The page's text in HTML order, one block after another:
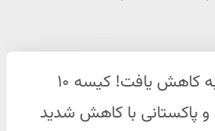
قیمت برنج یک شبه کاهش یافت! کیسه ۱۰
پاکستانی با کاهش شدید